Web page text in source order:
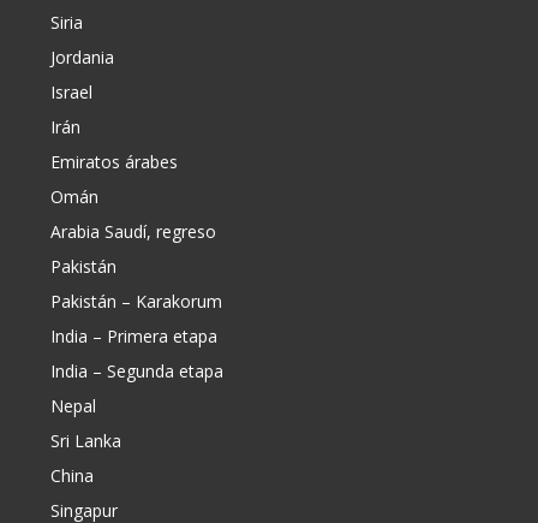
Siria
Jordania
Israel
Irán
Emiratos árabes
Omán
Arabia Saudí, regreso
Pakistán
Pakistán – Karakorum
India – Primera etapa
India – Segunda etapa
Nepal
Sri Lanka
China
Singapur